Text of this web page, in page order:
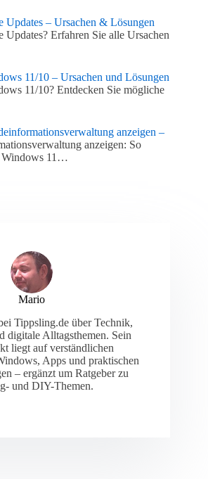
Updates – Ursachen & Lösungen
Erfahren Sie alle Ursachen
11/10 – Ursachen und Lösungen
11/10? Entdecken Sie mögliche
anzeigen –
anzeigen: So
Windows 11…
Mario
Tippsling.de über Technik,
digitale Alltagsthemen. Sein
liegt auf verständlichen
Apps und praktischen
– ergänzt um Ratgeber zu
und DIY-Themen.